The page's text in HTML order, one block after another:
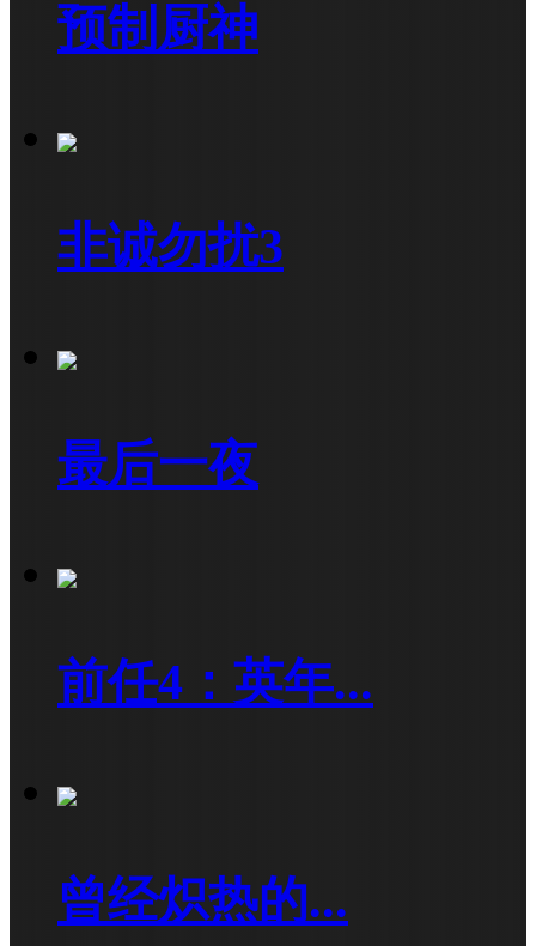
预制厨神
非诚勿扰3
最后一夜
前任4：英年...
曾经炽热的...